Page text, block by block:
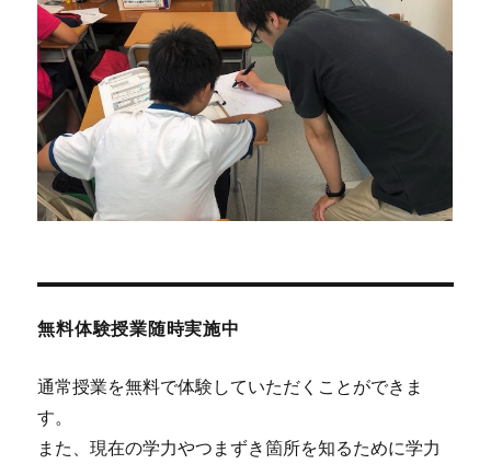
無料体験授業随時実施中
通常授業を無料で体験していただくことができま
す。
また、現在の学力やつまずき箇所を知るために学力